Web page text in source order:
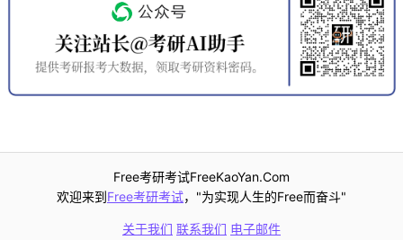
Free考研考试FreeKaoYan.Com
欢迎来到Free考研考试，"为实现人生的Free而奋斗"
关于我们 联系我们 电子邮件